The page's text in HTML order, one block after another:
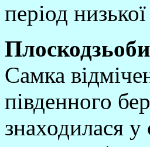
перiод
Самка
пiвденного
знаходилася